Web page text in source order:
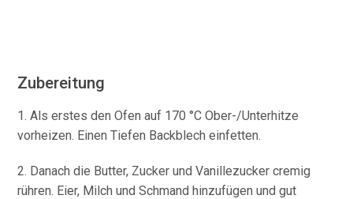
Zubereitung
1. Als erstes den Ofen auf 170 °C Ober-/Unterhitze
vorheizen. Einen Tiefen Backblech einfetten.
2. Danach die Butter, Zucker und Vanillezucker cremig
rühren. Eier, Milch und Schmand hinzufügen und gut